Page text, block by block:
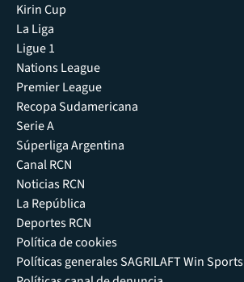
Kirin Cup
La Liga
Ligue 1
Nations League
Premier League
Recopa Sudamericana
Serie A
Súperliga Argentina
Canal RCN
Noticias RCN
La República
Deportes RCN
Política de cookies
Políticas generales SAGRILAFT Win Sports